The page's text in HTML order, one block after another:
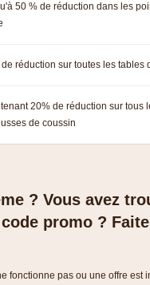
50 % de réduction dans les
réduction sur toutes les tables
20% de réduction sur tous
de coussin
? Vous avez
promo ?
fonctionne pas ou une offre est